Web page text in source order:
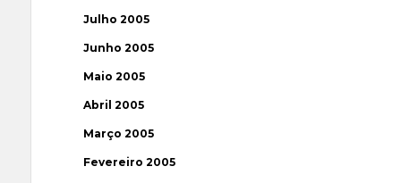
Julho 2005
Junho 2005
Maio 2005
Abril 2005
Março 2005
Fevereiro 2005